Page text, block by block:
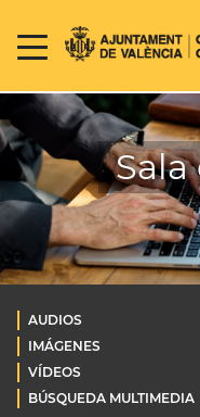
Sala
AUDIOS
IMÁGENES
VÍDEOS
BÚSQUEDA MULTIMEDIA